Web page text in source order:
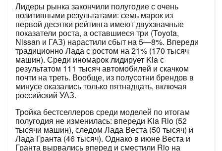
Лидеры рынка закончили полугодие с очень
позитивными результатами: семь марок из
первой десятки рейтинга имеют двухзначные
показатели роста, а оставшиеся три (Toyota,
Nissan и ГАЗ) нарастили сбыт на 5—8%. Впереди
традиционно Лада с ростом на 21% (170 тысяч
машин). Среди иномарок лидирует Kia с
результатом 111 тысяч автомобилей и скачком
почти на треть. Вообще, из полусотни брендов в
минусе оказались только пятнадцать, включая
российский УАЗ.
Тройка бестселлеров среди моделей по итогам
полугодия не изменилась: впереди Kia Rio (52
тысячи машин), следом Лада Веста (50 тысяч) и
Лада Гранта (46 тысяч). Однако в июне Веста и
Гранта вырвались вперед и сместили Rio на